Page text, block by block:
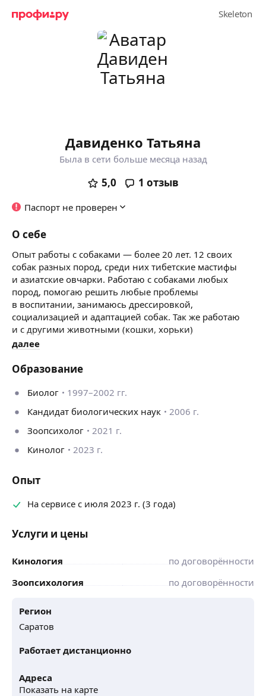
Давиденко Татьяна
Была в сети больше месяца назад
5,0 1 отзыв
Паспорт не проверен
О себе
Опыт работы с собаками — более 20 лет. 12 своих
собак разных пород, среди них тибетские мастифы
и азиатские овчарки. Работаю с собаками любых
пород, помогаю решить любые проблемы
в воспитании, занимаюсь дрессировкой,
социализацией и адаптацией собак. Так же работаю
и с другими животными (кошки, хорьки)
далее
Образование
Биолог
1997–2002 гг.
Кандидат биологических наук
2006 г.
Зоопсихолог
2021 г.
Кинолог
2023 г.
Опыт
На сервисе с июля 2023 г. (3 года)
Услуги и цены
Кинология
по договорённости
Зоопсихология
по договорённости
Регион
Саратов
Работает дистанционно
Адреса
Показать на карте